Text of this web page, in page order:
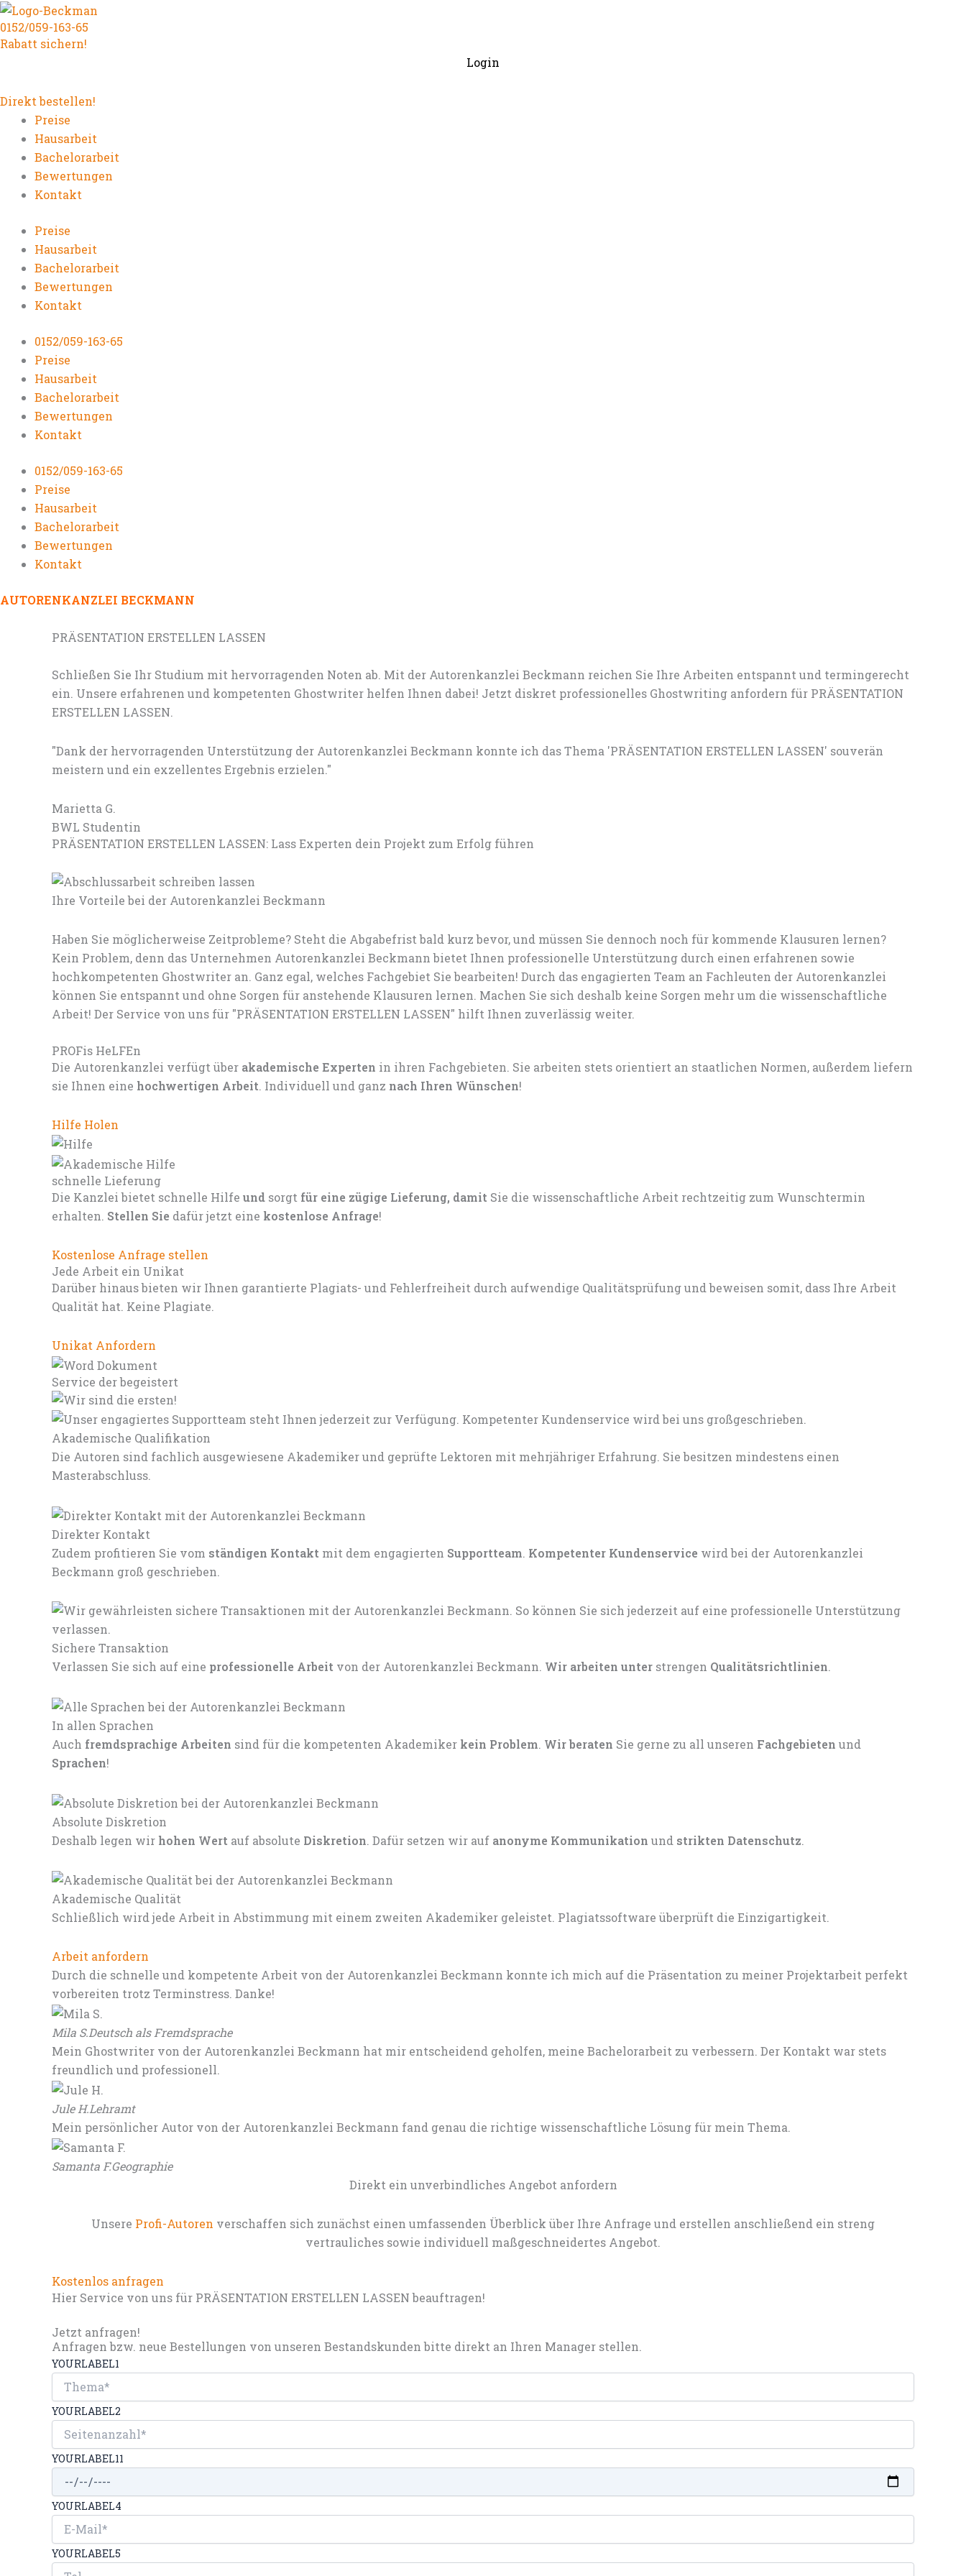
Zum
Inhalt
springen
0152/059-163-65
Rabatt sichern!
Login
Direkt bestellen!
Preise
Hausarbeit
Bachelorarbeit
Bewertungen
Kontakt
Preise
Hausarbeit
Bachelorarbeit
Bewertungen
Kontakt
0152/059-163-65
Preise
Hausarbeit
Bachelorarbeit
Bewertungen
Kontakt
0152/059-163-65
Preise
Hausarbeit
Bachelorarbeit
Bewertungen
Kontakt
AUTORENKANZLEI BECKMANN
PRÄSENTATION ERSTELLEN LASSEN
Schließen Sie Ihr Studium mit hervorragenden Noten ab. Mit der Autorenkanzlei Beckmann reichen Sie Ihre Arbeiten entspannt und termingerecht
ein. Unsere erfahrenen und kompetenten Ghostwriter helfen Ihnen dabei! Jetzt diskret professionelles Ghostwriting anfordern für PRÄSENTATION
ERSTELLEN LASSEN.
"Dank der hervorragenden Unterstützung der Autorenkanzlei Beckmann konnte ich das Thema 'PRÄSENTATION ERSTELLEN LASSEN' souverän
meistern und ein exzellentes Ergebnis erzielen."
Marietta G.
BWL Studentin
PRÄSENTATION ERSTELLEN LASSEN: Lass Experten dein Projekt zum Erfolg führen
Ihre Vorteile bei der Autorenkanzlei Beckmann
Haben Sie möglicherweise Zeitprobleme? Steht die Abgabefrist bald kurz bevor, und müssen Sie dennoch noch für kommende Klausuren lernen?
Kein Problem, denn das Unternehmen Autorenkanzlei Beckmann bietet Ihnen professionelle Unterstützung durch einen erfahrenen sowie
hochkompetenten Ghostwriter an. Ganz egal, welches Fachgebiet Sie bearbeiten! Durch das engagierten Team an Fachleuten der Autorenkanzlei
können Sie entspannt und ohne Sorgen für anstehende Klausuren lernen. Machen Sie sich deshalb keine Sorgen mehr um die wissenschaftliche
Arbeit! Der Service von uns für "PRÄSENTATION ERSTELLEN LASSEN" hilft Ihnen zuverlässig weiter.
PROFis HeLFEn
Die Autorenkanzlei verfügt über akademische Experten in ihren Fachgebieten. Sie arbeiten stets orientiert an staatlichen Normen, außerdem liefern
sie Ihnen eine hochwertigen Arbeit. Individuell und ganz nach Ihren Wünschen!
Hilfe Holen
schnelle Lieferung
Die Kanzlei bietet schnelle Hilfe und sorgt für eine zügige Lieferung, damit Sie die wissenschaftliche Arbeit rechtzeitig zum Wunschtermin
erhalten. Stellen Sie dafür jetzt eine kostenlose Anfrage!
Kostenlose Anfrage stellen
Jede Arbeit ein Unikat
Darüber hinaus bieten wir Ihnen garantierte Plagiats- und Fehlerfreiheit durch aufwendige Qualitätsprüfung und beweisen somit, dass Ihre Arbeit
Qualität hat. Keine Plagiate.
Unikat Anfordern
Service der begeistert
Akademische Qualifikation
Die Autoren sind fachlich ausgewiesene Akademiker und geprüfte Lektoren mit mehrjähriger Erfahrung. Sie besitzen mindestens einen
Masterabschluss.
Direkter Kontakt
Zudem profitieren Sie vom ständigen Kontakt mit dem engagierten Supportteam. Kompetenter Kundenservice wird bei der Autorenkanzlei
Beckmann groß geschrieben.
Sichere Transaktion
Verlassen Sie sich auf eine professionelle Arbeit von der Autorenkanzlei Beckmann. Wir arbeiten unter strengen Qualitätsrichtlinien.
In allen Sprachen
Auch fremdsprachige Arbeiten sind für die kompetenten Akademiker kein Problem. Wir beraten Sie gerne zu all unseren Fachgebieten und
Sprachen!
Absolute Diskretion
Deshalb legen wir hohen Wert auf absolute Diskretion. Dafür setzen wir auf anonyme Kommunikation und strikten Datenschutz.
Akademische Qualität
Schließlich wird jede Arbeit in Abstimmung mit einem zweiten Akademiker geleistet. Plagiatssoftware überprüft die Einzigartigkeit.
Arbeit anfordern
Durch die schnelle und kompetente Arbeit von der Autorenkanzlei Beckmann konnte ich mich auf die Präsentation zu meiner Projektarbeit perfekt
vorbereiten trotz Terminstress. Danke!
Mila S.Deutsch als Fremdsprache
Mein Ghostwriter von der Autorenkanzlei Beckmann hat mir entscheidend geholfen, meine Bachelorarbeit zu verbessern. Der Kontakt war stets
freundlich und professionell.
Jule H.Lehramt
Mein persönlicher Autor von der Autorenkanzlei Beckmann fand genau die richtige wissenschaftliche Lösung für mein Thema.
Samanta F.Geographie
Direkt ein unverbindliches Angebot anfordern
Unsere Profi-Autoren verschaffen sich zunächst einen umfassenden Überblick über Ihre Anfrage und erstellen anschließend ein streng
vertrauliches sowie individuell maßgeschneidertes Angebot.
Kostenlos anfragen
Hier Service von uns für PRÄSENTATION ERSTELLEN LASSEN beauftragen!
Jetzt anfragen!
Anfragen bzw. neue Bestellungen von unseren Bestandskunden bitte direkt an Ihren Manager stellen.
YOURLABEL1
YOURLABEL2
YOURLABEL11
YOURLABEL4
YOURLABEL5